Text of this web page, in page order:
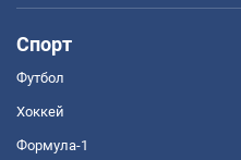
Спорт
Футбол
Хоккей
Формула-1